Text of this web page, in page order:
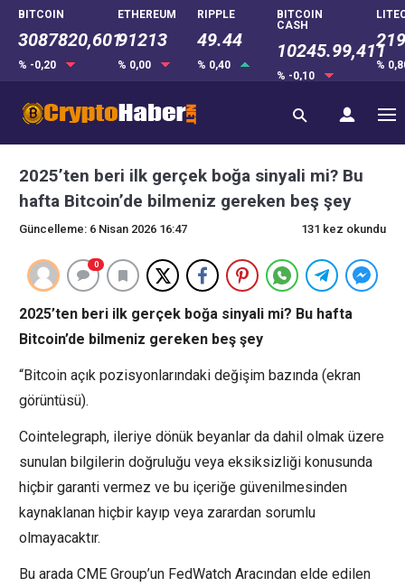
BITCOIN
3087820,601
% -0,20
ETHEREUM
91213
% 0,00
RIPPLE
49.44
% 0,40
BITCOIN
CASH
10245.99,411
% -0,10
%
2025’ten beri ilk gerçek boğa sinyali mi? Bu
hafta Bitcoin’de bilmeniz gereken beş şey
Güncelleme: 6 Nisan 2026 16:47 131 kez okundu
0
2025’ten beri ilk gerçek boğa sinyali mi? Bu hafta
Bitcoin’de bilmeniz gereken beş şey
“Bitcoin açık pozisyonlarındaki değişim bazında (ekran
görüntüsü).
Cointelegraph, ileriye dönük beyanlar da dahil olmak üzere
sunulan bilgilerin doğruluğu veya eksiksizliği konusunda
hiçbir garanti vermez ve bu içeriğe güvenilmesinden
kaynaklanan hiçbir kayıp veya zarardan sorumlu
olmayacaktır.
Bu arada CME Group’un FedWatch Aracından elde edilen